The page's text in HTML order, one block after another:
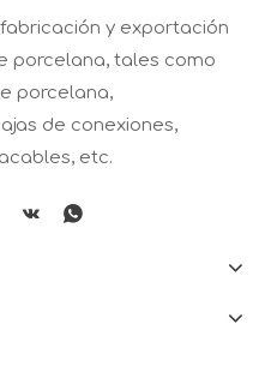
y exportación
porcelana, tales como
porcelana,
de conexiones,
etc.